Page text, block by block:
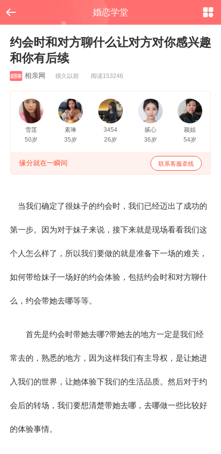
 婚恋学堂
约会时和对方聊什么让对方对你感兴趣
和你有后续
相亲网 很久以前 阅读153246
雪莲
50岁
素琳
35岁
3454
26岁
腻心
36岁
颖姐
54岁
缘分就在一瞬间 联系客服牵线
当我们确定了很妹子的约会时，我们已经迈出了成功的
第一步。因为对于妹子来说，接下来就是现场看看我们这
个人怎么样了，所以我们要做的就是准备下一场的难关，
如何带给妹子一场好的约会体验，包括约会时和对方聊什
么，约会带她去哪等等。
首先是约会时带她去哪?带她去的地方一定是我们经
常去的，熟悉的地方，因为这样我们有主导权，是让她进
入我们的世界，让她体验下我们的生活品质。然后对于约
会后的转场，我们要想清楚带她去哪，去哪做一些比较好
的体验事情。
